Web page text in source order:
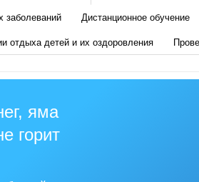
заболеваний
Дистанционное обучение
отдыха детей и их оздоровления
яма
горит